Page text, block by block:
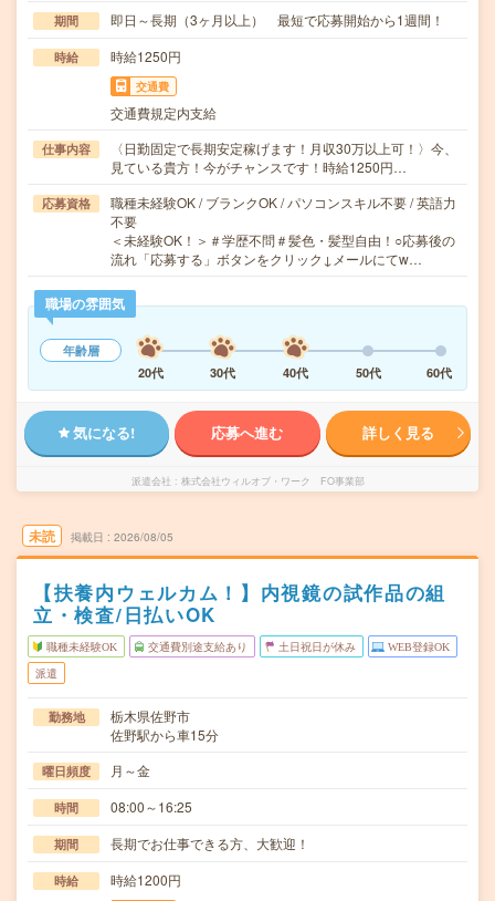
期間 即日～長期（3ヶ月以上） 最短で応募開始から1週間！
時給 時給1250円
交通費
交通費規定内支給
仕事内容
〈日勤固定で長期安定稼げます！月収30万以上可！〉今、
見ている貴方！今がチャンスです！時給1250円…
応募資格
職種未経験OK / ブランクOK / パソコンスキル不要 / 英語力
不要
＜未経験OK！＞＃学歴不問＃髪色・髪型自由！○応募後の
流れ「応募する」ボタンをクリック↓メールにてw…
職場の雰囲気
年齢層
20代
30代 40代 50代 60代
気になる! 応募へ進む 詳しく見る
派遣会社 株式会社ウィルオブ・ワーク FO事業部
未読 掲載日 2026/08/05
【扶養内ウェルカム！】内視鏡の試作品の組
立・検査/日払いOK
職種未経験OK 交通費別途支給あり 土日祝日が休み WEB登録OK
派遣
勤務地
栃木県佐野市
佐野駅から車15分
曜日頻度 月～金
時間 08:00～16:25
期間 長期でお仕事できる方、大歓迎！
時給 時給1200円